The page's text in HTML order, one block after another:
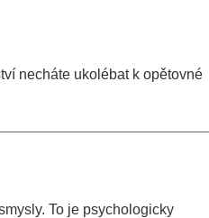
necháte ukolébat k opětovné
To je psychologicky